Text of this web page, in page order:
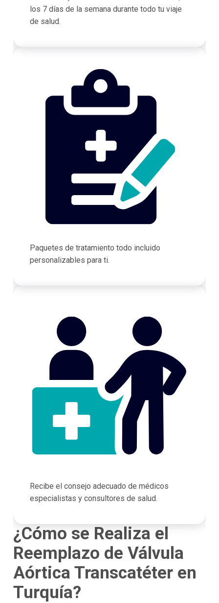
los 7 días de la semana durante todo tu viaje
de salud.
Paquetes de tratamiento todo incluido
personalizables para ti.
Recibe el consejo adecuado de médicos
especialistas y consultores de salud.
¿Cómo se Realiza el
Reemplazo de Válvula
Aórtica Transcatéter en
Turquía?